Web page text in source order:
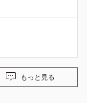
れません。
もっと見る